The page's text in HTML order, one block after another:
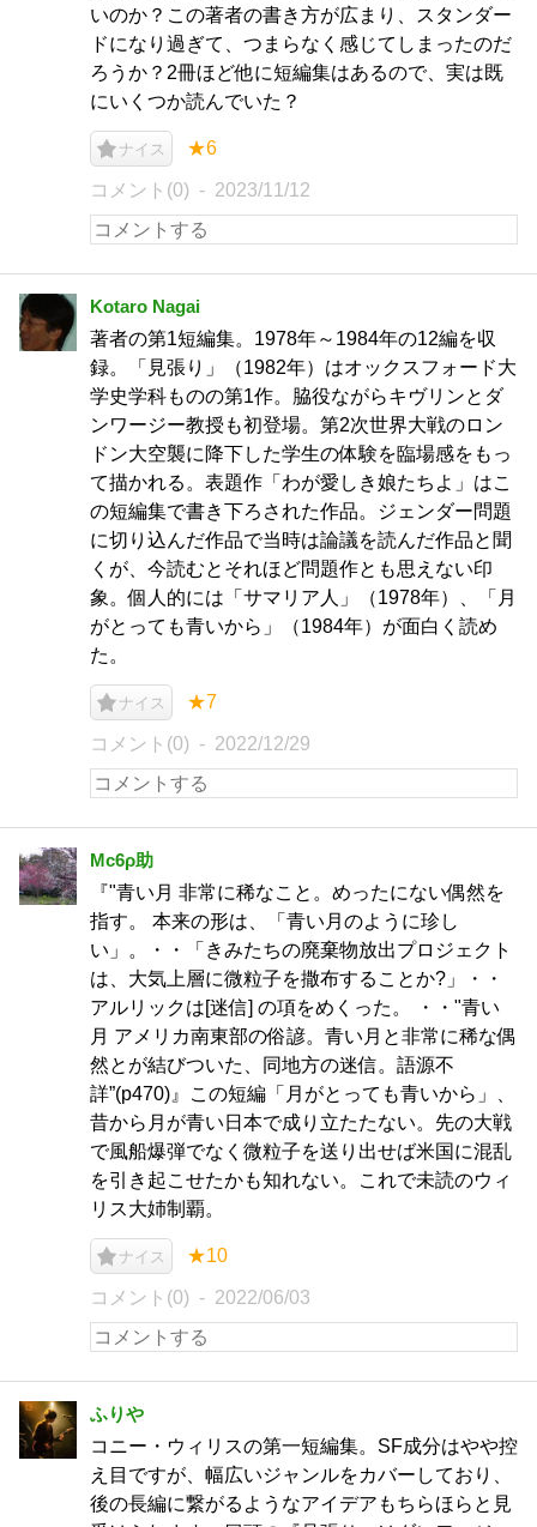
いのか？この著者の書き方が広まり、スタンダー
ドになり過ぎて、つまらなく感じてしまったのだ
ろうか？2冊ほど他に短編集はあるので、実は既
にいくつか読んでいた？
ナイス ★6
コメント(0) 2023/11/12
Kotaro Nagai
著者の第1短編集。1978年～1984年の12編を収
録。「見張り」（1982年）はオックスフォード大
学史学科ものの第1作。脇役ながらキヴリンとダ
ンワージー教授も初登場。第2次世界大戦のロン
ドン大空襲に降下した学生の体験を臨場感をもっ
て描かれる。表題作「わが愛しき娘たちよ」はこ
の短編集で書き下ろされた作品。ジェンダー問題
に切り込んだ作品で当時は論議を読んだ作品と聞
くが、今読むとそれほど問題作とも思えない印
象。個人的には「サマリア人」（1978年）、「月
がとっても青いから」（1984年）が面白く読め
た。
ナイス ★7
コメント(0) 2022/12/29
Mc6ρ助
『"青い月 非常に稀なこと。めったにない偶然を
指す。 本来の形は、「青い月のように珍し
い」。・・「きみたちの廃棄物放出プロジェクト
は、大気上層に微粒子を撒布することか?」・・
アルリックは[迷信] の項をめくった。 ・・"青い
月 アメリカ南東部の俗諺。青い月と非常に稀な偶
然とが結びついた、同地方の迷信。語源不
詳”(p470)』この短編「月がとっても青いから」、
昔から月が青い日本で成り立たたない。先の大戦
で風船爆弾でなく微粒子を送り出せば米国に混乱
を引き起こせたかも知れない。これで未読のウィ
リス大姉制覇。
ナイス ★10
コメント(0) 2022/06/03
ふりや
コニー・ウィリスの第一短編集。SF成分はやや控
え目ですが、幅広いジャンルをカバーしており、
後の長編に繋がるようなアイデアもちらほらと見